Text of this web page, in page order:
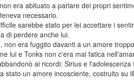
era abituato a parlare dei propri
necessario.
sarebbe stato per lei accettare i
di perdere anche lui.
era fuggito davanti a un amore
lui e Tonks non c'era mai fatica
ai ricordi: Sirius e
un amore incosciente, costruito su